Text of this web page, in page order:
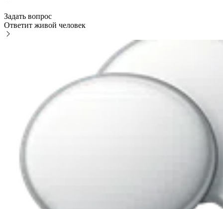
Задать вопрос
Ответит живой человек